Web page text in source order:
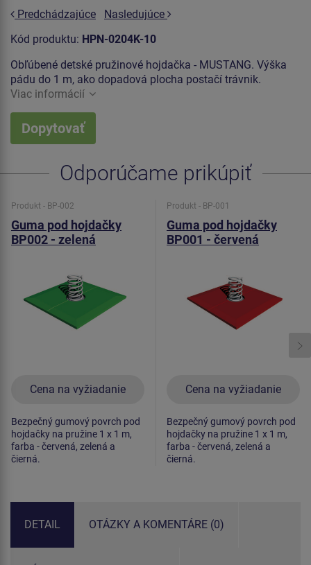
Predchádzajúce
Nasledujúce
Kód produktu: HPN-0204K-10
Obľúbené detské pružinové hojdačka - MUSTANG. Výška
pádu do 1 m, ako dopadová plocha postačí trávnik.
Viac informácií
Dopytovať
Odporúčame prikúpiť
Produkt - BP-002
Guma pod hojdačky
BP002 - zelená
Cena na vyžiadanie
Bezpečný gumový povrch pod
hojdačky na pružine 1 x 1 m,
farba - červená, zelená a
čierná.
Produkt - BP-001
Guma pod hojdačky
BP001 - červená
Cena na vyžiadanie
Bezpečný gumový povrch pod
hojdačky na pružine 1 x 1 m,
farba - červená, zelená a
čierná.
DETAIL OTÁZKY A KOMENTÁRE (0)